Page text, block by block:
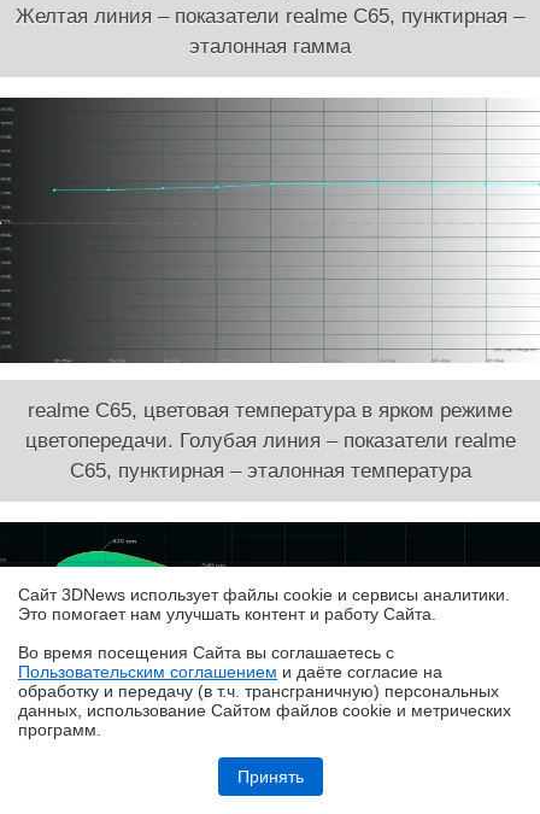
realme P4, realme P4x и realme P4 Lite: заход в ту же реку, но с
Желтая линия – показатели realme C65, пунктирная –
эталонная гамма
realme C65, цветовая температура в ярком режиме
цветопередачи. Голубая линия – показатели realme
C65, пунктирная – эталонная температура
Сайт 3DNews использует файлы cookie и сервисы аналитики.
Это помогает нам улучшать контент и работу Cайта.
Во время посещения Cайта вы соглашаетесь с
Пользовательским соглашением и даёте согласие на
обработку и передачу (в т.ч. трансграничную) персональных
данных, использование Cайтом файлов cookie и метрических
программ.
Принять